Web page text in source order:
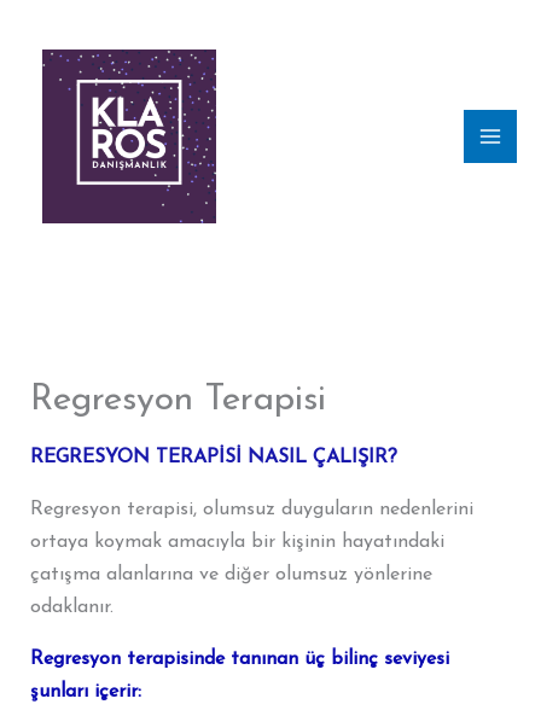
content
Regresyon Terapisi
REGRESYON TERAPİSİ NASIL ÇALIŞIR?
Regresyon terapisi, olumsuz duyguların nedenlerini
ortaya koymak amacıyla bir kişinin hayatındaki
çatışma alanlarına ve diğer olumsuz yönlerine
odaklanır.
Regresyon terapisinde tanınan üç bilinç seviyesi
şunları içerir: